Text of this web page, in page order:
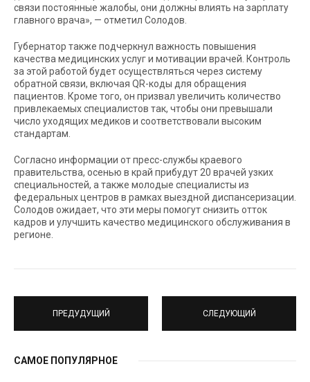
связи постоянные жалобы, они должны влиять на зарплату
главного врача», — отметил Солодов.
Губернатор также подчеркнул важность повышения
качества медицинских услуг и мотивации врачей. Контроль
за этой работой будет осуществляться через систему
обратной связи, включая QR-коды для обращения
пациентов. Кроме того, он призвал увеличить количество
привлекаемых специалистов так, чтобы они превышали
число уходящих медиков и соответствовали высоким
стандартам.
Согласно информации от пресс-службы краевого
правительства, осенью в край прибудут 20 врачей узких
специальностей, а также молодые специалисты из
федеральных центров в рамках выездной диспансеризации.
Солодов ожидает, что эти меры помогут снизить отток
кадров и улучшить качество медицинского обслуживания в
регионе.
ПРЕДУДУЩИЙ СЛЕДУЮЩИЙ
САМОЕ ПОПУЛЯРНОЕ